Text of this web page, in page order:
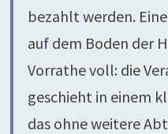
bezahlt werden.
auf dem Boden der
Vorrathe voll: die
geschieht in einem
das ohne weitere